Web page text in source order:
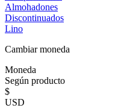
Almohadones
Discontinuados
Lino
Cambiar moneda
Moneda
Según producto
$
USD